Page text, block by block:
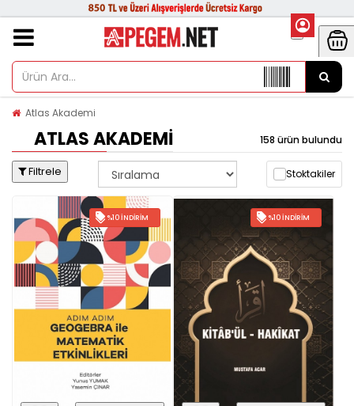
Atlas Akademi
ATLAS AKADEMI 158 ürün bulundu
Filtrele Stoktakiler
%10 İNDIRIM %10 İNDIRIM